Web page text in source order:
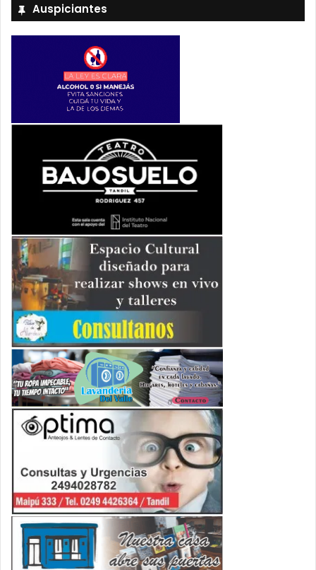
Auspiciantes